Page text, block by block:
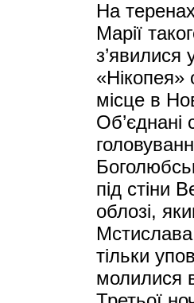
На
Марії
з’явилися
місце в
Об’єднані
під стіни
облозі,
тільки
молилися